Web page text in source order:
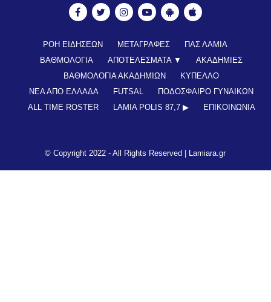
ΡΟΗ ΕΙΔΗΣΕΩΝ ΜΕΤΑΓΡΑΦΕΣ
ΠΑΣ ΛΑΜΙΑ
ΒΑΘΜΟΛΟΓΙΑ
ΑΠΟΤΕΛΕΣΜΑΤΑ ▼
ΑΚΑΔΗΜΙΕΣ
ΒΑΘΜΟΛΟΓΙΑ ΑΚΑΔΗΜΙΩΝ
ΚΥΠΕΛΛΟ
ΝΕΑ ΑΠΟ ΕΛΛΑΔΑ
FUTSAL
ΠΟΔΟΣΦΑΙΡΟ ΓΥΝΑΙΚΩΝ
ALL TIME ROSTER
LAMIA POLIS 87,7 ▶︎ ΕΠΙΚΟΙΝΩΝΊΑ
© Copyright 2022 - All Rights Reserved | Lamiara.gr